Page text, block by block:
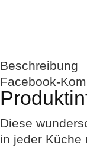
Beschreibung
Facebook-
Diese
in jeder Küche